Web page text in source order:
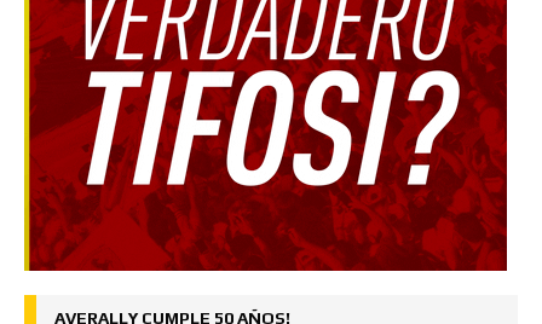
AVERALLY CUMPLE 50 AÑOS!